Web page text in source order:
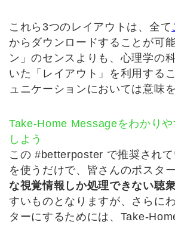
これら3つのレイアウトは、全て
からダウンロードすることが可
ン」のセンスよりも、心理学の
いた「レイアウト」を利用する
ュニケーションにおいては意味
Take-Home Messageをわかり
しよう
この #betterposter で推奨されて
を使うだけで、皆さんのポスタ
な視覚情報しか処理できない聴
すいものとなりますが、さらに
ターにするためには、Take-